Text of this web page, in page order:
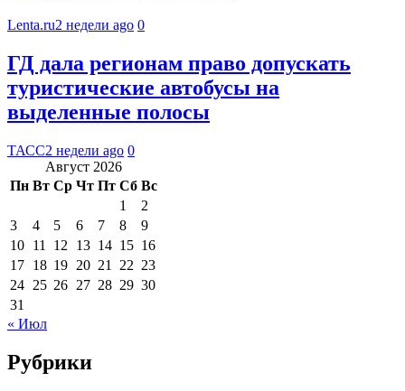
Lenta.ru2 недели ago 0
ГД дала регионам право допускать
туристические автобусы на
выделенные полосы
ТАСС2 недели ago 0
Август 2026
Пн Вт Ср Чт Пт Сб Вс
1
2
3
4 5 6 7 8
9
10 11 12 13 14 15 16
17 18 19 20 21 22 23
24 25 26 27 28 29 30
31
« Июл
Рубрики